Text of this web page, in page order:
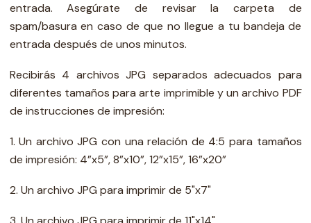
entrada. Asegúrate de revisar la carpeta de
spam/basura en caso de que no llegue a tu bandeja de
entrada después de unos minutos.
Recibirás 4 archivos JPG separados adecuados para
diferentes tamaños para arte imprimible y un archivo PDF
de instrucciones de impresión:
1. Un archivo JPG con una relación de 4:5 para tamaños
de impresión: 4”x5”, 8”x10”, 12”x15”, 16”x20”
2. Un archivo JPG para imprimir de 5"x7"